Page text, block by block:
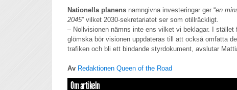
Nationella planens namngivna investeringar ger “en
2045” vilket 2030-sekretariatet ser som otillräckligt.
– Nollvisionen nämns inte ens vilket vi beklagar. I
glömska bör visionen uppdateras till att också omfatta
trafiken och bli ett bindande styrdokument, avslutar
Av Redaktionen Queen of the Road
Om artikeln